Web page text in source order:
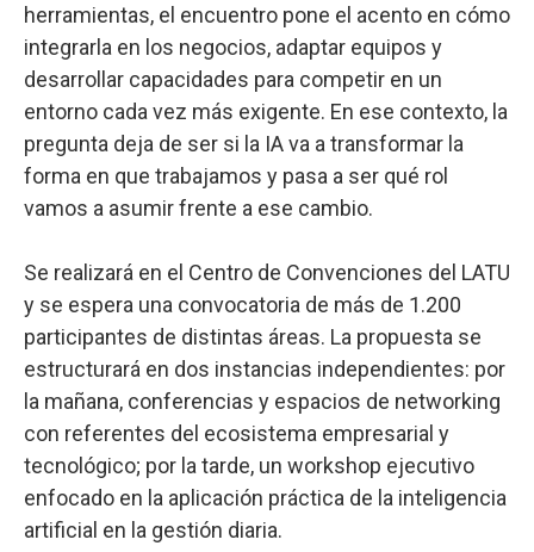
herramientas, el encuentro pone el acento en cómo
integrarla en los negocios, adaptar equipos y
desarrollar capacidades para competir en un
entorno cada vez más exigente. En ese contexto, la
pregunta deja de ser si la IA va a transformar la
forma en que trabajamos y pasa a ser qué rol
vamos a asumir frente a ese cambio.
Se realizará en el Centro de Convenciones del LATU
y se espera una convocatoria de más de 1.200
participantes de distintas áreas. La propuesta se
estructurará en dos instancias independientes: por
la mañana, conferencias y espacios de networking
con referentes del ecosistema empresarial y
tecnológico; por la tarde, un workshop ejecutivo
enfocado en la aplicación práctica de la inteligencia
artificial en la gestión diaria.